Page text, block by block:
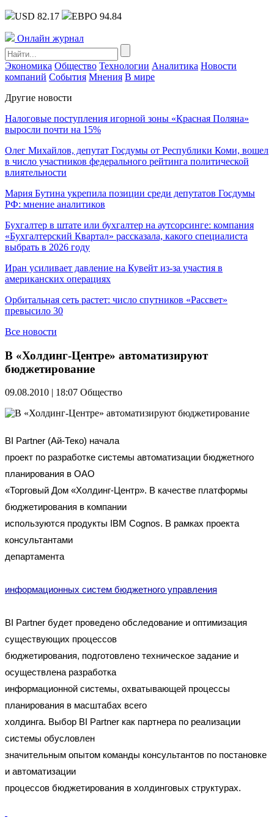
USD 82.17 ЕВРО 94.84
Онлайн журнал
Экономика Общество Технологии Аналитика Новости
компаний События Мнения В мире
Другие новости
Налоговые поступления игорной зоны «Красная Поляна»
выросли почти на 15%
Олег Михайлов, депутат Госдумы от Республики Коми, вошел
в число участников федерального рейтинга политической
влиятельности
Мария Бутина укрепила позиции среди депутатов Госдумы
РФ: мнение аналитиков
Бухгалтер в штате или бухгалтер на аутсорсинге: компания
«Бухгалтерский Квартал» рассказала, какого специалиста
выбрать в 2026 году
Иран усиливает давление на Кувейт из-за участия в
американских операциях
Орбитальная сеть растет: число спутников «Рассвет»
превысило 30
Все новости
В «Холдинг-Центре» автоматизируют
бюджетирование
09.08.2010 | 18:07 Общество
BI Partner (Ай-Теко) начала
проект по разработке системы автоматизации бюджетного
планирования в ОАО
«Торговый Дом «Холдинг-Центр». В качестве платформы
бюджетирования в компании
используются продукты IBM Cognos. В рамках проекта
консультантами
департамента
информационных систем бюджетного управления
BI Partner будет проведено обследование и оптимизация
существующих процессов
бюджетирования, подготовлено техническое задание и
осуществлена разработка
информационной системы, охватывающей процессы
планирования в масштабах всего
холдинга. Выбор BI Partner как партнера по реализации
системы обусловлен
значительным опытом команды консультантов по постановке
и автоматизации
процессов бюджетирования в холдинговых структурах.